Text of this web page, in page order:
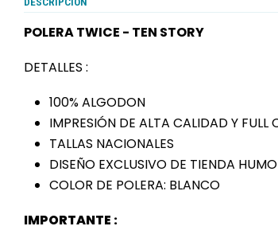
POLERA TWICE - TEN STORY
DETALLES :
100% ALGODON
IMPRESIÓN DE ALTA CALIDAD Y FULL
TALLAS NACIONALES
DISEÑO EXCLUSIVO DE TIENDA HUMO
COLOR DE POLERA: BLANCO
IMPORTANTE :